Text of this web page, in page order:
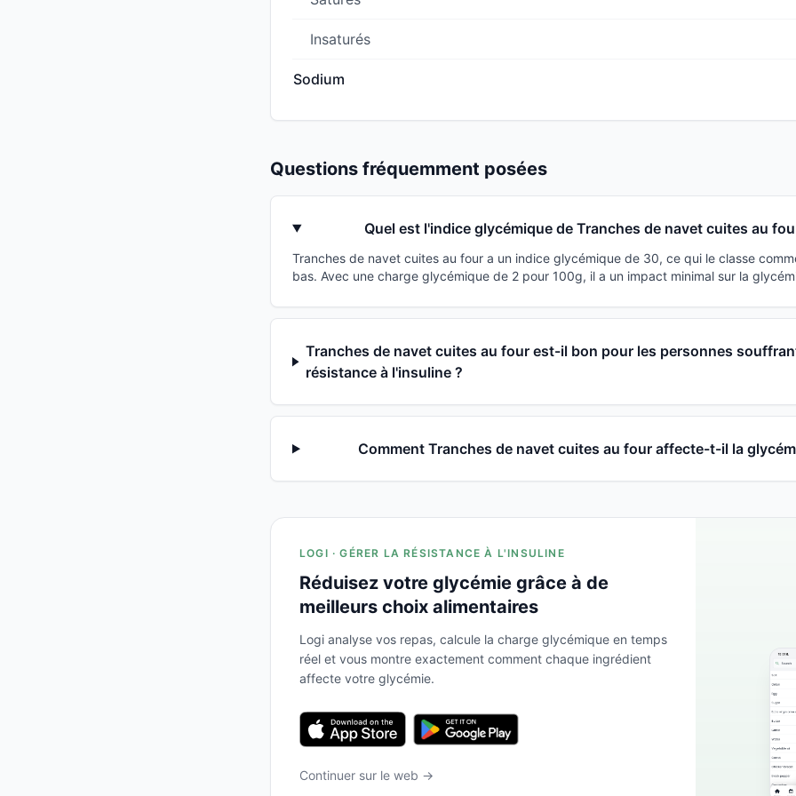
Insaturés
Sodium
Questions fréquemment posées
Quel est l'indice glycémique de Tranches de navet cuites au
Tranches de navet cuites au four a un indice glycémique de 30, ce qui le classe
bas. Avec une charge glycémique de 2 pour 100g, il a un impact minimal sur la
Tranches de navet cuites au four est-il bon pour les personnes
résistance à l'insuline ?
Comment Tranches de navet cuites au four affecte-t-il la
LOGI · GÉRER LA RÉSISTANCE À L'INSULINE
Réduisez votre glycémie grâce à de
meilleurs choix alimentaires
Logi analyse vos repas, calcule la charge glycémique en temps
réel et vous montre exactement comment chaque ingrédient
affecte votre glycémie.
Continuer sur le web →